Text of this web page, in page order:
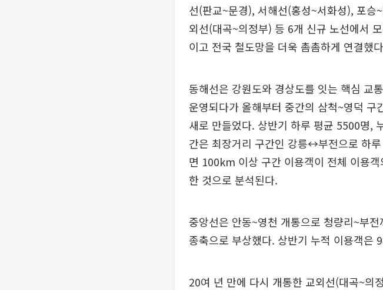
선(판교~문경), 서해선(홍성~서화성), 포
외선(대곡~의정부) 등 6개 신규 노선에서
이고 전국 철도망을 더욱 촘촘하게 연결했
동해선은 강원도와 경상도를 잇는 핵심
운영되다가 올해부터 중간의 삼척~영덕
새로 만들었다. 상반기 하루 평균 5500명,
간은 최장거리 구간인 강릉↔부전으로 하
면 100km 이상 구간 이용객이 전체 이용
한 것으로 분석된다.
중앙선은 안동~영천 개통으로 청량리~부
종축으로 부상했다. 상반기 누적 이용객은
20여 년 만에 다시 개통한 교외선(대곡~의